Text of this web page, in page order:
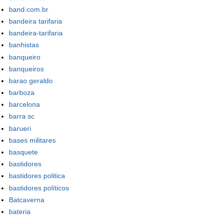
band.com.br
bandeira tarifaria
bandeira-tarifaria
banhistas
banqueiro
banqueiros
barao geraldo
barboza
barcelona
barra sc
barueri
bases militares
basquete
bastidores
bastidores politica
bastidores políticos
Batcaverna
bateria